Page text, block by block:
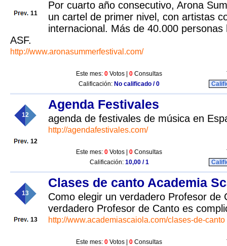
11
Por cuarto año consecutivo, Arona
un cartel de primer nivel, con artistas
internacional. Más de 40.000
ASF.
http://www.aronasummerfestival.com/
Este mes: 0 Votos | 0 Consultas
Calificación: No calificado / 0
12
12
Agenda Festivales
agenda de festivales de música en
http://agendafestivales.com/
Este mes: 0 Votos | 0 Consultas
Calificación: 10,00 / 1
13
13
Clases de canto Academia
Como elegir un verdadero Profesor de
verdadero Profesor de Canto es
http://www.academiascaiola.com/clases-de-canto
Este mes: 0 Votos | 0 Consultas